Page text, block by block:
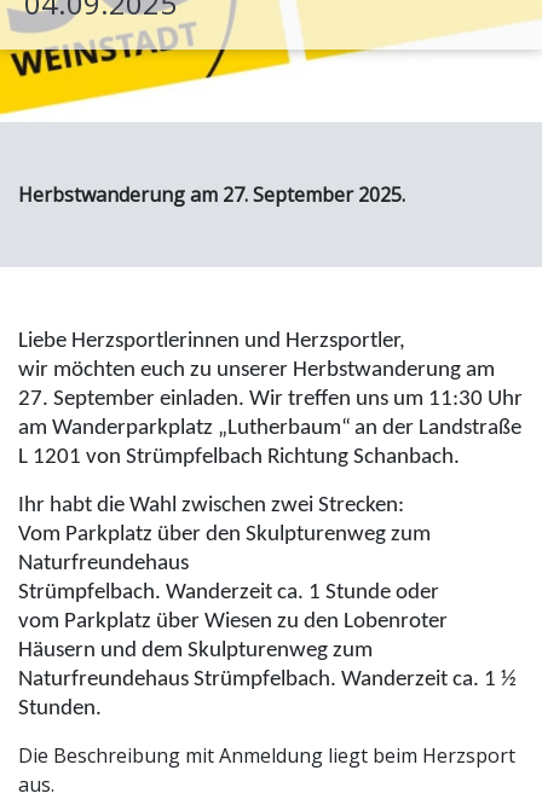
Herbstwanderung am 27. September 2025.
Liebe Herzsportlerinnen und Herzsportler,
wir möchten euch zu unserer Herbstwanderung am
27. September einladen. Wir treffen uns um 11:30 Uhr
am Wanderparkplatz „Lutherbaum“ an der Landstraße
L 1201 von Strümpfelbach Richtung Schanbach.
Ihr habt die Wahl zwischen zwei Strecken:
Vom Parkplatz über den Skulpturenweg zum
Naturfreundehaus
Strümpfelbach. Wanderzeit ca. 1 Stunde oder
vom Parkplatz über Wiesen zu den Lobenroter
Häusern und dem Skulpturenweg zum
Naturfreundehaus Strümpfelbach. Wanderzeit ca. 1 ½
Stunden.
Die Beschreibung mit Anmeldung liegt beim Herzsport
aus.